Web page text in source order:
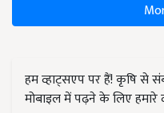
हम व्हाट्सएप पर हैं! कृषि से
मोबाइल में पढ़ने के लिए हमारे